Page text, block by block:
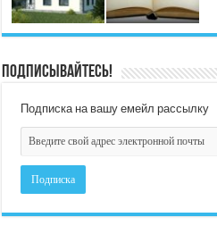
Подписывайтесь!
Подписка на вашу емейл рассылку